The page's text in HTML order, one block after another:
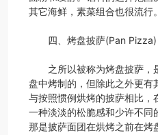
其它海鲜，素菜组合也很流行。
四、烤盘披萨(Pan Pizza)
之所以被称为烤盘披萨，
盘中烤制的，但除此之外更有
与按照惯例烘烤的披萨相比，
一种淡淡的松脆感和少许不同
那是披萨面团在烘烤之前在烤